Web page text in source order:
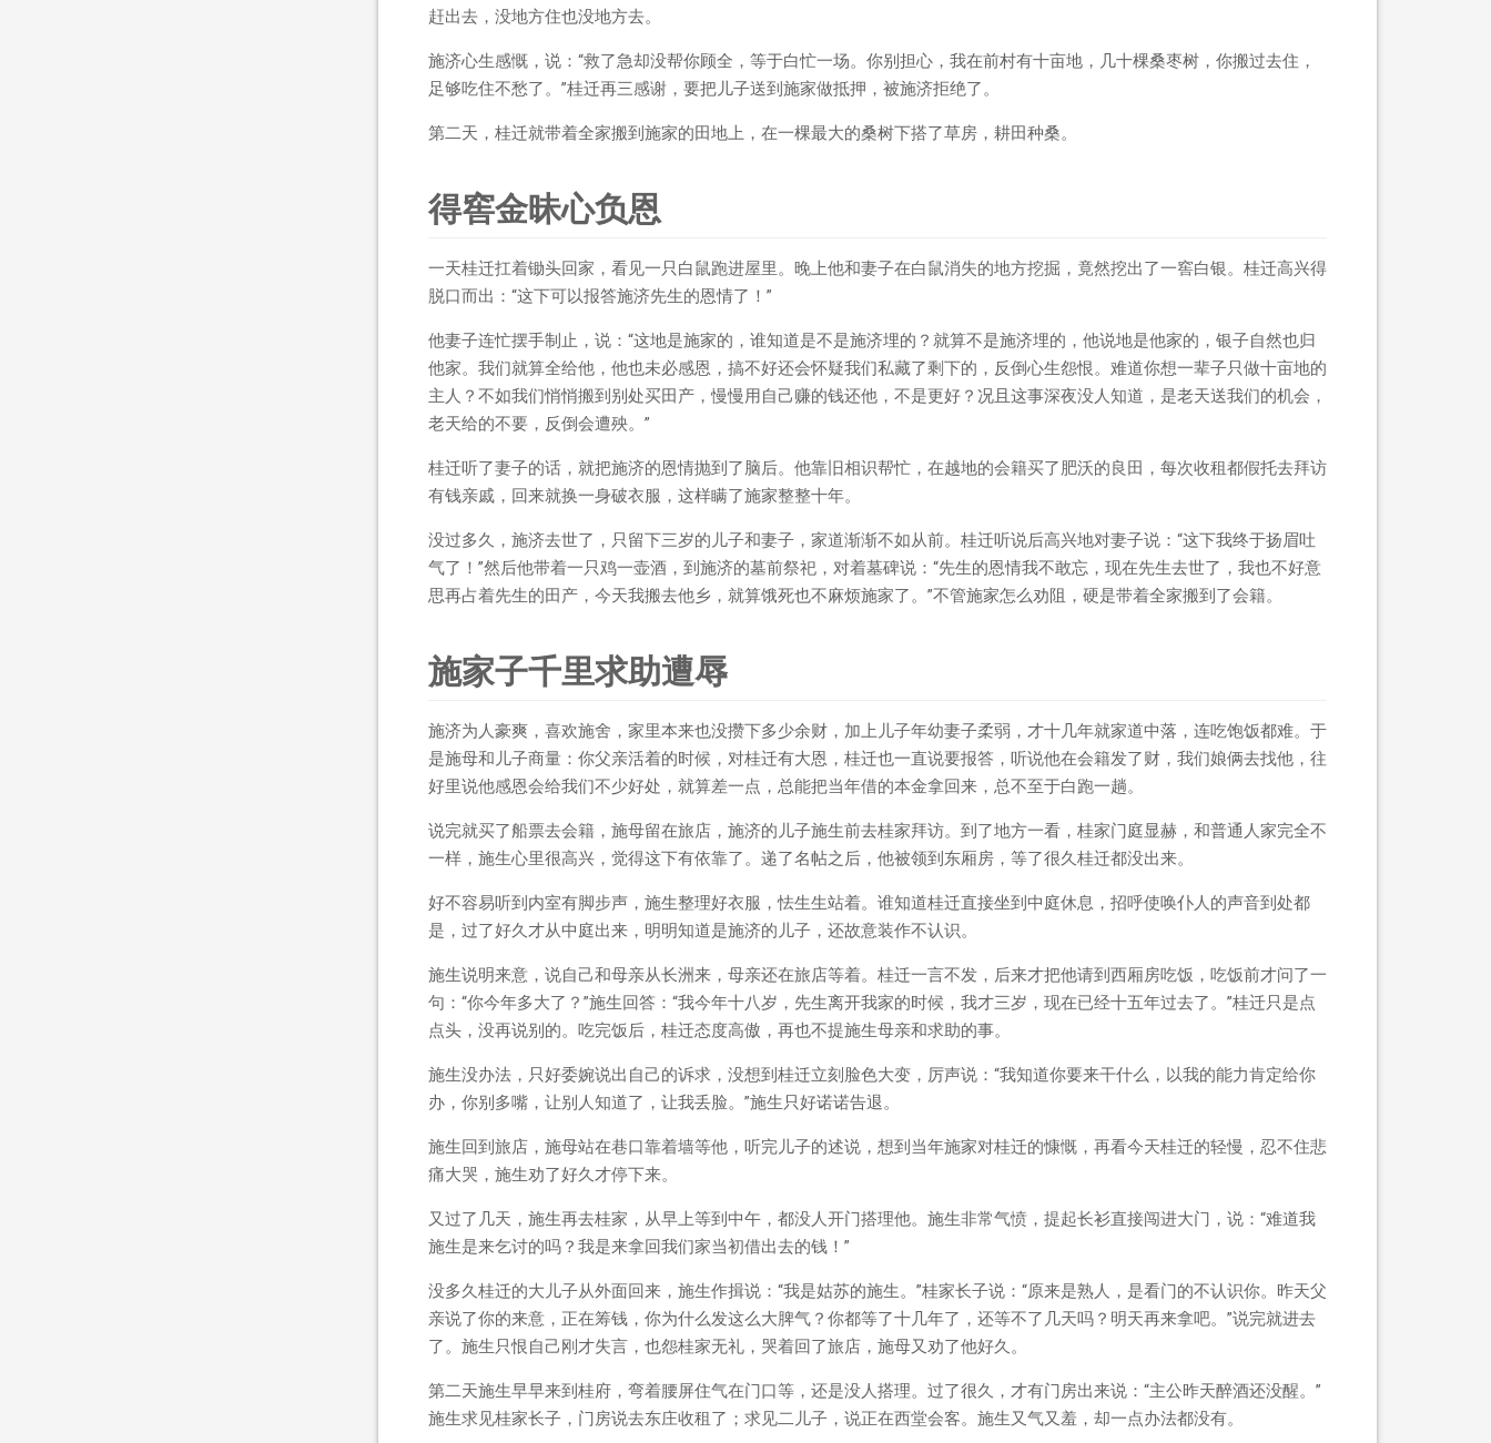
赶出去，没地方住也没地方去。
施济心生感慨，说：“救了急却没帮你顾全，等于白忙一场。你别担心，我在前村有十亩地，几十棵桑枣树，你搬过去住，
足够吃住不愁了。”桂迁再三感谢，要把儿子送到施家做抵押，被施济拒绝了。
第二天，桂迁就带着全家搬到施家的田地上，在一棵最大的桑树下搭了草房，耕田种桑。
得窖金昧心负恩
一天桂迁扛着锄头回家，看见一只白鼠跑进屋里。晚上他和妻子在白鼠消失的地方挖掘，竟然挖出了一窖白银。桂迁高兴得
脱口而出：“这下可以报答施济先生的恩情了！”
他妻子连忙摆手制止，说：“这地是施家的，谁知道是不是施济埋的？就算不是施济埋的，他说地是他家的，银子自然也归
他家。我们就算全给他，他也未必感恩，搞不好还会怀疑我们私藏了剩下的，反倒心生怨恨。难道你想一辈子只做十亩地的
主人？不如我们悄悄搬到别处买田产，慢慢用自己赚的钱还他，不是更好？况且这事深夜没人知道，是老天送我们的机会，
老天给的不要，反倒会遭殃。”
桂迁听了妻子的话，就把施济的恩情抛到了脑后。他靠旧相识帮忙，在越地的会籍买了肥沃的良田，每次收租都假托去拜访
有钱亲戚，回来就换一身破衣服，这样瞒了施家整整十年。
没过多久，施济去世了，只留下三岁的儿子和妻子，家道渐渐不如从前。桂迁听说后高兴地对妻子说：“这下我终于扬眉吐
气了！”然后他带着一只鸡一壶酒，到施济的墓前祭祀，对着墓碑说：“先生的恩情我不敢忘，现在先生去世了，我也不好意
思再占着先生的田产，今天我搬去他乡，就算饿死也不麻烦施家了。”不管施家怎么劝阻，硬是带着全家搬到了会籍。
施家子千里求助遭辱
施济为人豪爽，喜欢施舍，家里本来也没攒下多少余财，加上儿子年幼妻子柔弱，才十几年就家道中落，连吃饱饭都难。于
是施母和儿子商量：你父亲活着的时候，对桂迁有大恩，桂迁也一直说要报答，听说他在会籍发了财，我们娘俩去找他，往
好里说他感恩会给我们不少好处，就算差一点，总能把当年借的本金拿回来，总不至于白跑一趟。
说完就买了船票去会籍，施母留在旅店，施济的儿子施生前去桂家拜访。到了地方一看，桂家门庭显赫，和普通人家完全不
一样，施生心里很高兴，觉得这下有依靠了。递了名帖之后，他被领到东厢房，等了很久桂迁都没出来。
好不容易听到内室有脚步声，施生整理好衣服，怯生生站着。谁知道桂迁直接坐到中庭休息，招呼使唤仆人的声音到处都
是，过了好久才从中庭出来，明明知道是施济的儿子，还故意装作不认识。
施生说明来意，说自己和母亲从长洲来，母亲还在旅店等着。桂迁一言不发，后来才把他请到西厢房吃饭，吃饭前才问了一
句：“你今年多大了？”施生回答：“我今年十八岁，先生离开我家的时候，我才三岁，现在已经十五年过去了。”桂迁只是点
点头，没再说别的。吃完饭后，桂迁态度高傲，再也不提施生母亲和求助的事。
施生没办法，只好委婉说出自己的诉求，没想到桂迁立刻脸色大变，厉声说：“我知道你要来干什么，以我的能力肯定给你
办，你别多嘴，让别人知道了，让我丢脸。”施生只好诺诺告退。
施生回到旅店，施母站在巷口靠着墙等他，听完儿子的述说，想到当年施家对桂迁的慷慨，再看今天桂迁的轻慢，忍不住悲
痛大哭，施生劝了好久才停下来。
又过了几天，施生再去桂家，从早上等到中午，都没人开门搭理他。施生非常气愤，提起长衫直接闯进大门，说：“难道我
施生是来乞讨的吗？我是来拿回我们家当初借出去的钱！”
没多久桂迁的大儿子从外面回来，施生作揖说：“我是姑苏的施生。”桂家长子说：“原来是熟人，是看门的不认识你。昨天父
亲说了你的来意，正在筹钱，你为什么发这么大脾气？你都等了十几年了，还等不了几天吗？明天再来拿吧。”说完就进去
了。施生只恨自己刚才失言，也怨桂家无礼，哭着回了旅店，施母又劝了他好久。
第二天施生早早来到桂府，弯着腰屏住气在门口等，还是没人搭理。过了很久，才有门房出来说：“主公昨天醉酒还没醒。”
施生求见桂家长子，门房说去东庄收租了；求见二儿子，说正在西堂会客。施生又气又羞，却一点办法都没有。